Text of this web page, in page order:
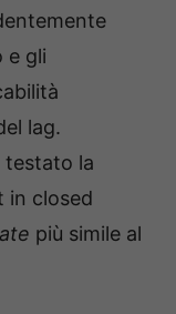
e gli
lag.
testato la
in closed
più simile al